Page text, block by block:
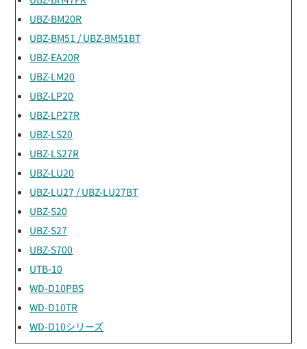
UBZ-BM20R
UBZ-BM51 / UBZ-BM51BT
UBZ-EA20R
UBZ-LM20
UBZ-LP20
UBZ-LP27R
UBZ-LS20
UBZ-LS27R
UBZ-LU20
UBZ-LU27 / UBZ-LU27BT
UBZ-S20
UBZ-S27
UBZ-S700
UTB-10
WD-D10PBS
WD-D10TR
WD-D10シリーズ